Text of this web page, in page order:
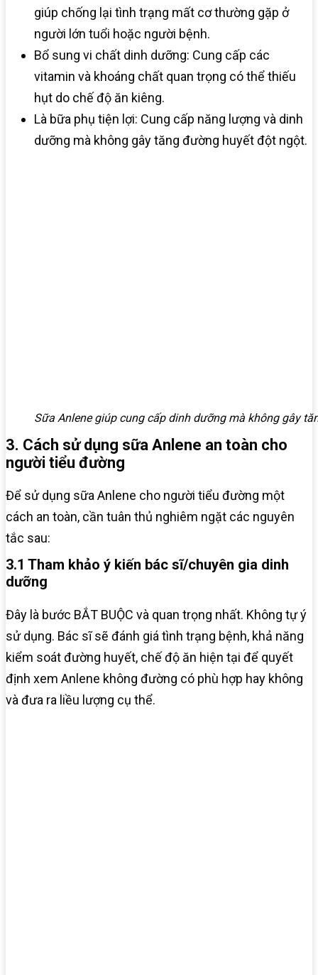
giúp chống lại tình trạng mất cơ thường gặp ở
người lớn tuổi hoặc người bệnh.
Bổ sung vi chất dinh dưỡng: Cung cấp các
vitamin và khoáng chất quan trọng có thể thiếu
hụt do chế độ ăn kiêng.
Là bữa phụ tiện lợi: Cung cấp năng lượng và dinh
dưỡng mà không gây tăng đường huyết đột ngột.
Sữa Anlene giúp cung cấp dinh dưỡng mà không gây
3. Cách sử dụng sữa Anlene an toàn cho
người tiểu đường
Để sử dụng sữa Anlene cho người tiểu đường một
cách an toàn, cần tuân thủ nghiêm ngặt các nguyên
tắc sau:
3.1 Tham khảo ý kiến bác sĩ/chuyên gia dinh
dưỡng
Đây là bước BẮT BUỘC và quan trọng nhất. Không tự ý
sử dụng. Bác sĩ sẽ đánh giá tình trạng bệnh, khả năng
kiểm soát đường huyết, chế độ ăn hiện tại để quyết
định xem Anlene không đường có phù hợp hay không
và đưa ra liều lượng cụ thể.